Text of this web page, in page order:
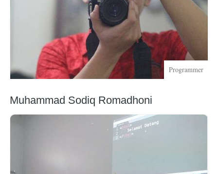
Programmer
Muhammad Sodiq Romadhoni